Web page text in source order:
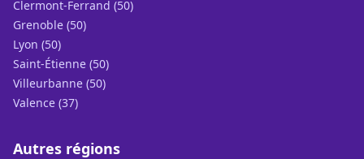
Clermont-Ferrand (50)
Grenoble (50)
Lyon (50)
Saint-Étienne (50)
Villeurbanne (50)
Valence (37)
Autres régions